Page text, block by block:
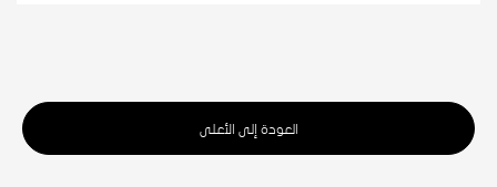
العودة إلى الأعلى